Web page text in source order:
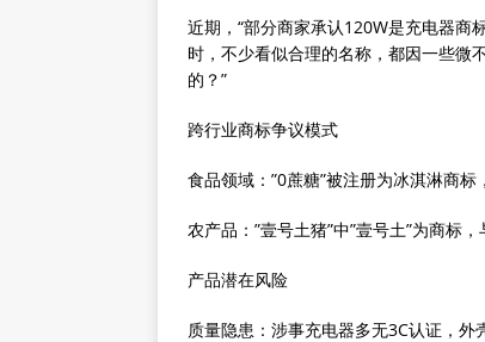
近期，“部分商家承认120W是充电器商
时，不少看似合理的名称，都因一些微
的？”‌‌
跨行业商标争议模式
食品领域‌：”0蔗糖”被注册为冰淇淋商标
农产品‌：”壹号土猪”中”壹号土”为商标
产品潜在风险
质量隐患‌：涉事充电器多无3C认证，外